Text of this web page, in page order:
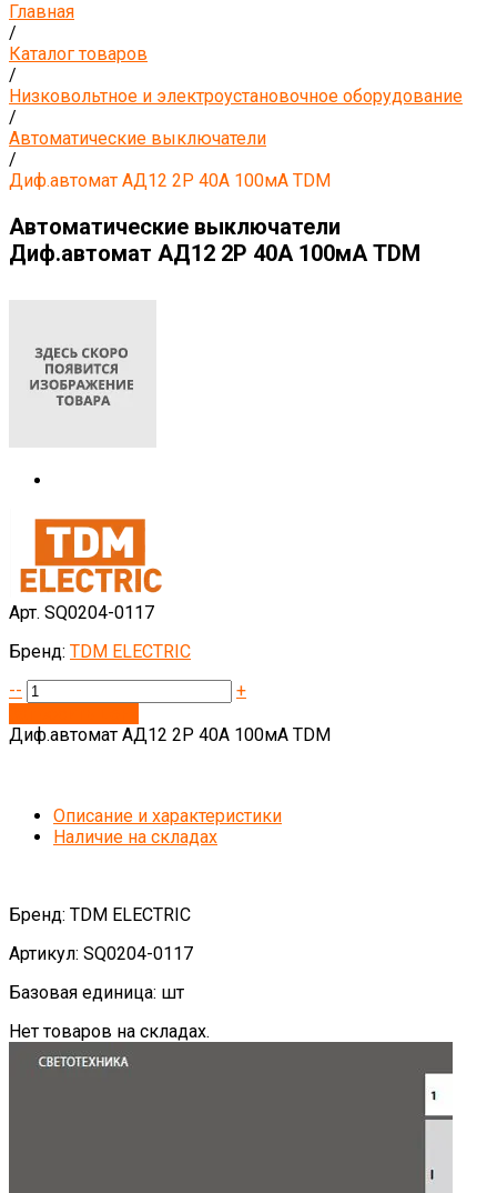
Главная
/
Каталог товаров
/
Низковольтное и электроустановочное оборудование
/
Автоматические выключатели
/
Диф.автомат АД12 2Р 40А 100мА TDM
Автоматические выключатели
Диф.автомат АД12 2Р 40А 100мА TDM
Арт. SQ0204-0117
Бренд: TDM ELECTRIC
--
+
Диф.автомат АД12 2Р 40А 100мА TDM
Описание и характеристики
Наличие на складах
Бренд: TDM ELECTRIC
Артикул: SQ0204-0117
Базовая единица: шт
Нет товаров на складах.